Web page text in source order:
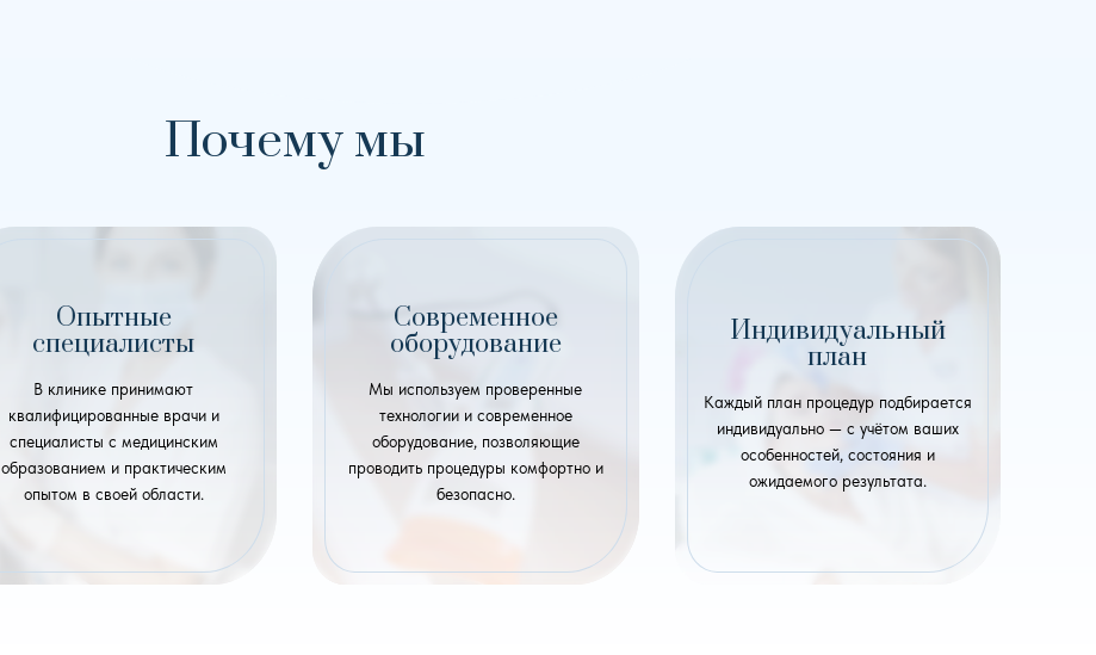
Почему мы
Опытные
специалисты
В клинике принимают
квалифицированные врачи и
специалисты с медицинским
образованием и практическим
опытом в своей области.
Современное
оборудование
Мы используем проверенные
технологии и современное
оборудование, позволяющие
проводить процедуры комфортно и
безопасно.
Индивидуальный
план
Каждый план процедур подбирается
индивидуально — с учётом ваших
особенностей, состояния и
ожидаемого результата.